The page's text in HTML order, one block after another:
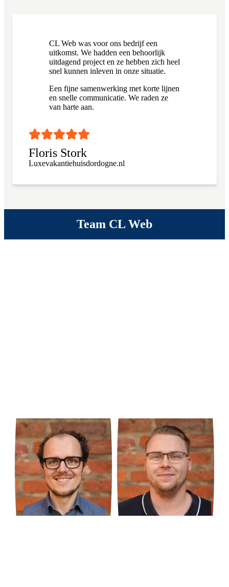
CL Web was voor ons bedrijf een
uitkomst. We hadden een behoorlijk
uitdagend project en ze hebben zich heel
snel kunnen inleven in onze situatie.
Een fijne samenwerking met korte lijnen
en snelle communicatie. We raden ze
van harte aan.
Floris Stork
Luxevakantiehuisdordogne.nl
Team CL Web